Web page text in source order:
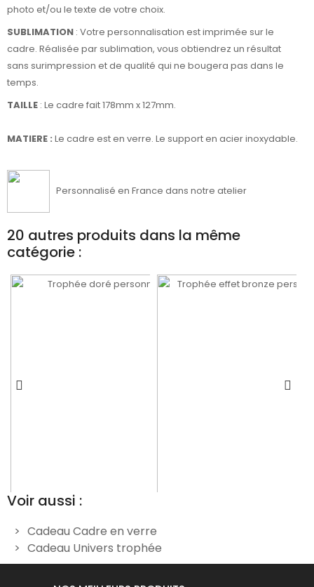
photo et/ou le texte de votre choix.
SUBLIMATION : Votre personnalisation est imprimée sur le
cadre. Réalisée par sublimation, vous obtiendrez un résultat
sans surimpression et de qualité qui ne bougera pas dans le
temps.
TAILLE : Le cadre fait 178mm x 127mm.
MATIERE : Le cadre est en verre. Le support en acier inoxydable.
Personnalisé en France dans notre atelier
20 autres produits dans la même
catégorie :
Voir aussi :
Cadeau Cadre en verre
Cadeau Univers trophée